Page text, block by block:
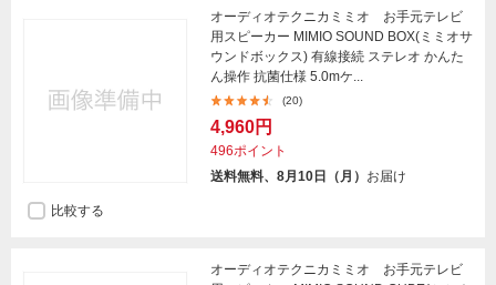
オーディオテクニカミミオ お手元テレビ
用スピーカー MIMIO SOUND BOX(ミミオサ
ウンドボックス) 有線接続 ステレオ かんた
ん操作 抗菌仕様 5.0mケ...
(20)
4,960円
496ポイント
送料無料、8月10日（月） お届け
比較する
オーディオテクニカミミオ お手元テレビ